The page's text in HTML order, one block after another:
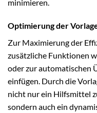
minimieren.
Optimierung der
Zur Maximierung der
zusätzliche Funktionen
oder zur automatischen
einfügen. Durch die
nicht nur ein Hilfsmittel
sondern auch ein